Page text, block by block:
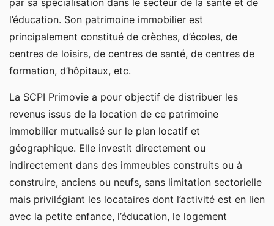
l’éducation. Son patrimoine immobilier est
principalement constitué de crèches, d’écoles, de
centres de loisirs, de centres de santé, de centres de
formation, d’hôpitaux, etc.
La SCPI Primovie a pour objectif de distribuer les
revenus issus de la location de ce patrimoine
immobilier mutualisé sur le plan locatif et
géographique. Elle investit directement ou
indirectement dans des immeubles construits ou à
construire, anciens ou neufs, sans limitation sectorielle
mais privilégiant les locataires dont l’activité est en lien
avec la petite enfance, l’éducation, le logement